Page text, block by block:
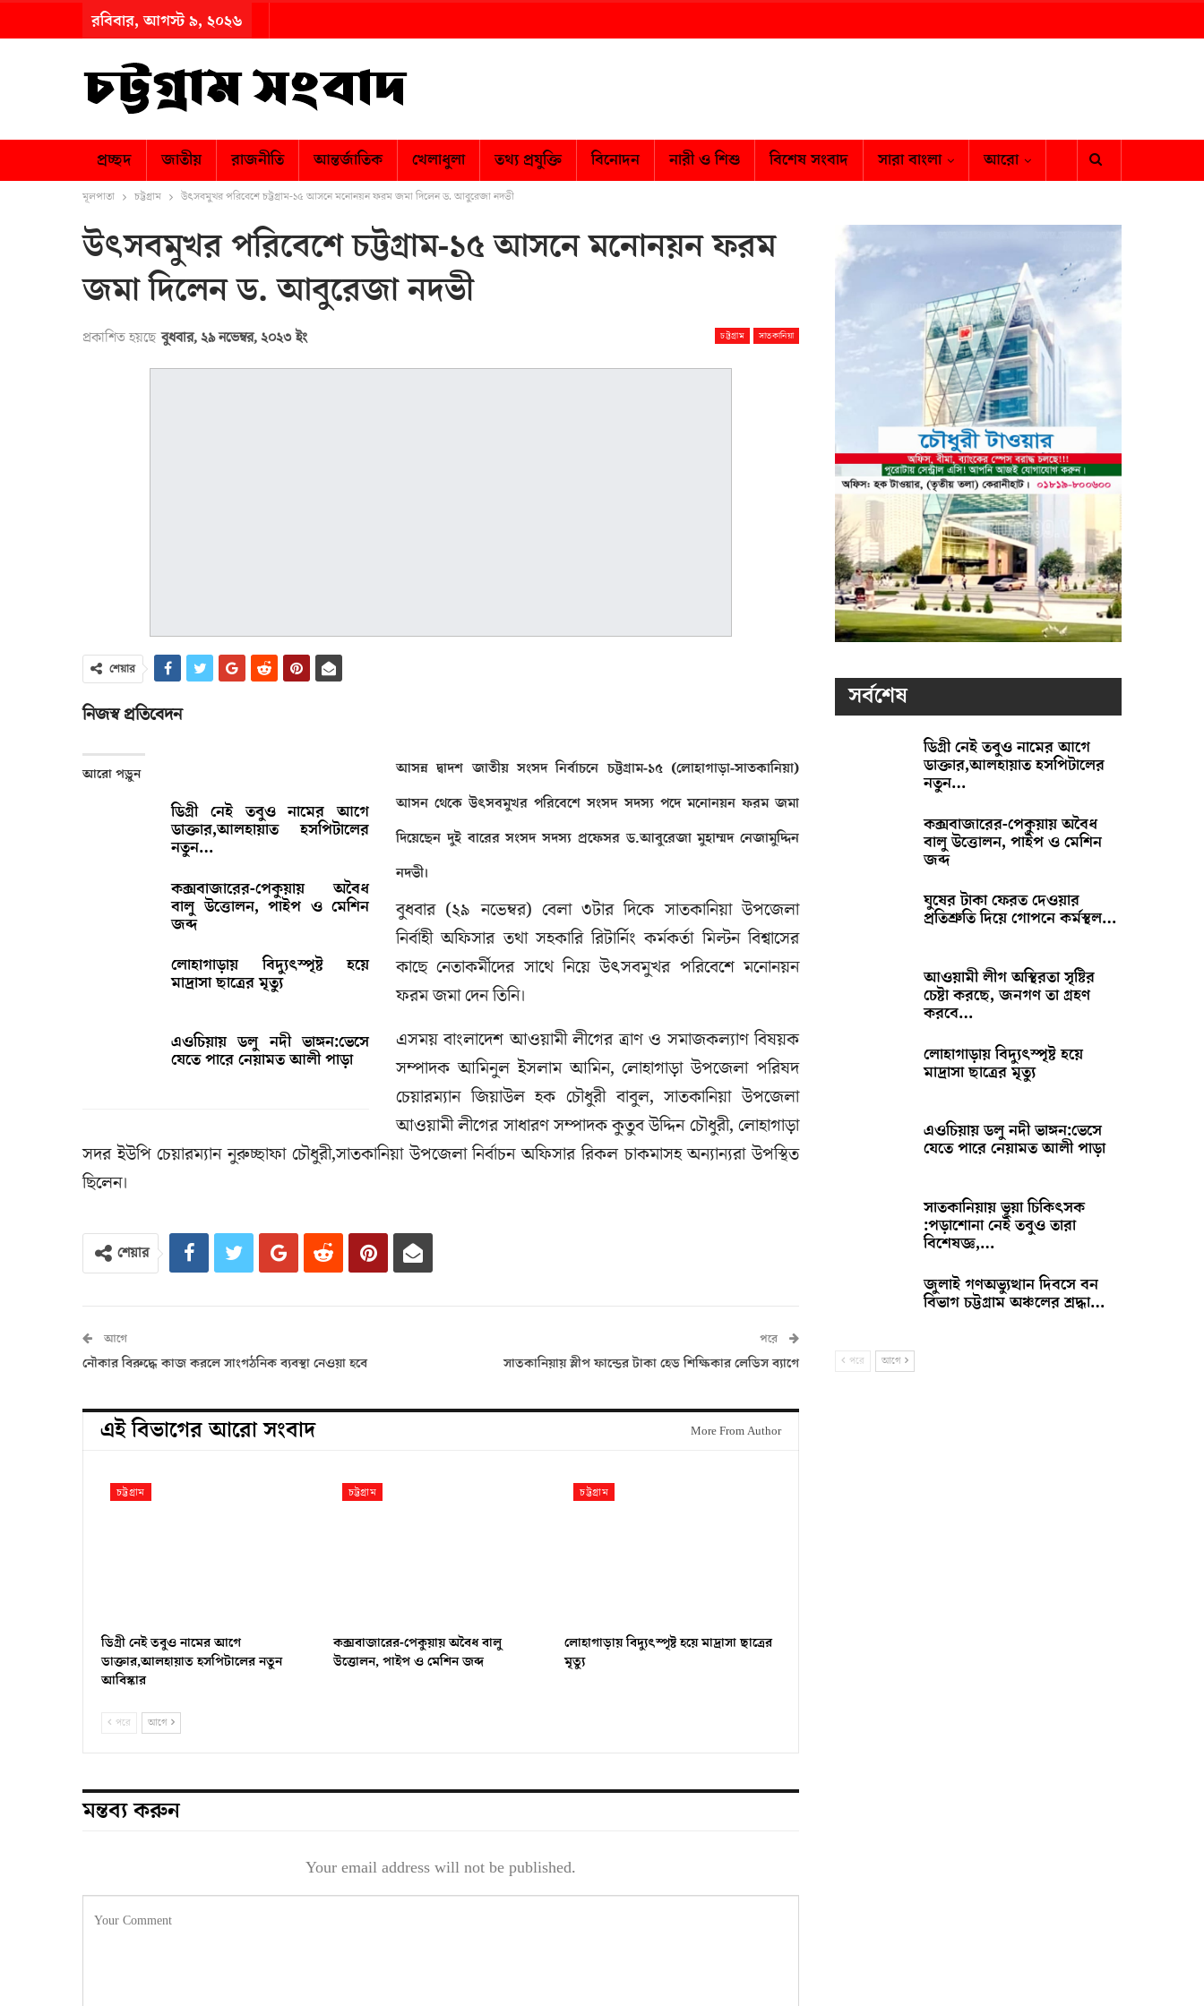
রবিবার, আগস্ট ৯, ২০২৬
প্রচ্ছদ জাতীয় রাজনীতি আন্তর্জাতিক খেলাধুলা তথ্য প্রযুক্তি বিনোদন নারী ও শিশু বিশেষ সংবাদ সারা বাংলা আরো
মূলপাতা চট্টগ্রাম উৎসবমুখর পরিবেশে চট্টগ্রাম-১৫ আসনে মনোনয়ন ফরম জমা দিলেন ড. আবুরেজা নদভী
উৎসবমুখর পরিবেশে চট্টগ্রাম-১৫ আসনে মনোনয়ন ফরম
জমা দিলেন ড. আবুরেজা নদভী
চট্টগ্রাম সাতকানিয়া
প্রকাশিত হয়ছে বুধবার, ২৯ নভেম্বর, ২০২৩ ইং
শেয়ার
নিজস্ব প্রতিবেদন
আরো পড়ুন
ডিগ্রী নেই তবুও নামের আগে
ডাক্তার,আলহায়াত হসপিটালের
নতুন…
কক্সবাজারের-পেকুয়ায় অবৈধ
বালু উত্তোলন, পাইপ ও মেশিন
জব্দ
লোহাগাড়ায় বিদ্যুৎস্পৃষ্ট হয়ে
মাদ্রাসা ছাত্রের মৃত্যু
এওচিয়ায় ডলু নদী ভাঙ্গন:ভেসে
যেতে পারে নেয়ামত আলী পাড়া
আসন্ন দ্বাদশ জাতীয় সংসদ নির্বাচনে চট্টগ্রাম-১৫ (লোহাগাড়া-সাতকানিয়া)
আসন থেকে উৎসবমুখর পরিবেশে সংসদ সদস্য পদে মনোনয়ন ফরম জমা
দিয়েছেন দুই বারের সংসদ সদস্য প্রফেসর ড.আবুরেজা মুহাম্মদ নেজামুদ্দিন
নদভী।
বুধবার (২৯ নভেম্বর) বেলা ৩টার দিকে সাতকানিয়া উপজেলা
নির্বাহী অফিসার তথা সহকারি রিটার্নিং কর্মকর্তা মিল্টন বিশ্বাসের
কাছে নেতাকর্মীদের সাথে নিয়ে উৎসবমুখর পরিবেশে মনোনয়ন
ফরম জমা দেন তিনি।
এসময় বাংলাদেশ আওয়ামী লীগের ত্রাণ ও সমাজকল্যাণ বিষয়ক
সম্পাদক আমিনুল ইসলাম আমিন, লোহাগাড়া উপজেলা পরিষদ
চেয়ারম্যান জিয়াউল হক চৌধুরী বাবুল, সাতকানিয়া উপজেলা
আওয়ামী লীগের সাধারণ সম্পাদক কুতুব উদ্দিন চৌধুরী, লোহাগাড়া
সদর ইউপি চেয়ারম্যান নুরুচ্ছাফা চৌধুরী,সাতকানিয়া উপজেলা নির্বাচন অফিসার রিকল চাকমাসহ অন্যান্যরা উপস্থিত
ছিলেন।
শেয়ার
আগে
নৌকার বিরুদ্ধে কাজ করলে সাংগঠনিক ব্যবস্থা নেওয়া হবে
পরে
সাতকানিয়ায় স্লীপ ফান্ডের টাকা হেড শিক্ষিকার লেডিস ব্যাগে
এই বিভাগের আরো সংবাদ More From Author
চট্টগ্রাম
ডিগ্রী নেই তবুও নামের আগে
ডাক্তার,আলহায়াত হসপিটালের নতুন
আবিস্কার
চট্টগ্রাম
কক্সবাজারের-পেকুয়ায় অবৈধ বালু
উত্তোলন, পাইপ ও মেশিন জব্দ
চট্টগ্রাম
লোহাগাড়ায় বিদ্যুৎস্পৃষ্ট হয়ে মাদ্রাসা ছাত্রের
মৃত্যু
পরে আগে
মন্তব্য করুন
Your email address will not be published.
সর্বশেষ
ডিগ্রী নেই তবুও নামের আগে
ডাক্তার,আলহায়াত হসপিটালের
নতুন…
কক্সবাজারের-পেকুয়ায় অবৈধ
বালু উত্তোলন, পাইপ ও মেশিন
জব্দ
ঘুষের টাকা ফেরত দেওয়ার
প্রতিশ্রুতি দিয়ে গোপনে কর্মস্থল…
আওয়ামী লীগ অস্থিরতা সৃষ্টির
চেষ্টা করছে, জনগণ তা গ্রহণ
করবে…
লোহাগাড়ায় বিদ্যুৎস্পৃষ্ট হয়ে
মাদ্রাসা ছাত্রের মৃত্যু
এওচিয়ায় ডলু নদী ভাঙ্গন:ভেসে
যেতে পারে নেয়ামত আলী পাড়া
সাতকানিয়ায় ভূয়া চিকিৎসক
:পড়াশোনা নেই তবুও তারা
বিশেষজ্ঞ,…
জুলাই গণঅভ্যুত্থান দিবসে বন
বিভাগ চট্টগ্রাম অঞ্চলের শ্রদ্ধা…
পরে আগে